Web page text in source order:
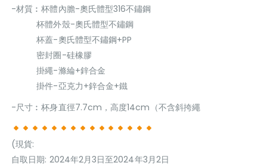
-材質︰杯體內膽-奧氏體型316不鏽鋼
杯體外殼-奧氏體型不鏽鋼
杯蓋-奧氏體型不鏽鋼+PP
密封圈-硅橡膠
掛繩-滌綸+鋅合金
掛件-亞克力+鋅合金+鐵
-尺寸︰杯身直徑7.7cm，高度14cm（不含斜挎繩
(現貨:
自取日期: 2024年2月3日至2024年3月2日